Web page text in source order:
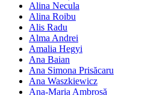
Alina Necula
Alina Roibu
Alis Radu
Alma Andrei
Amalia Hegyi
Ana Baian
Ana Simona Prisăcaru
Ana Waszkiewicz
Ana-Maria Ambrosă